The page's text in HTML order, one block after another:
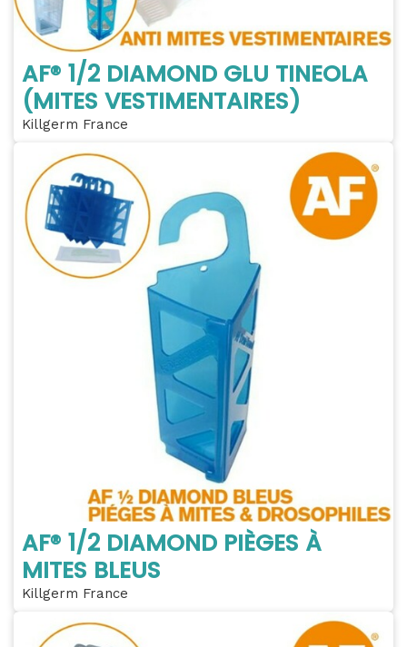
AF® 1/2 DIAMOND GLU TINEOLA
(MITES VESTIMENTAIRES)
Killgerm France
AF® 1/2 DIAMOND PIÈGES À
MITES BLEUS
Killgerm France